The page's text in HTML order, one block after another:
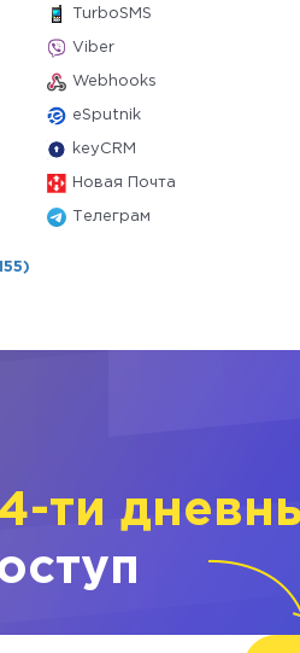
TurboSMS
Viber
Webhooks
eSputnik
keyCRM
Новая Почта
Телеграм
ти